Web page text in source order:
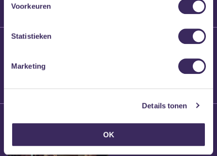
Voorkeuren
Statistieken
Marketing
Details tonen
OK
Brennt Vanneste
Willem’s Blog: Ão